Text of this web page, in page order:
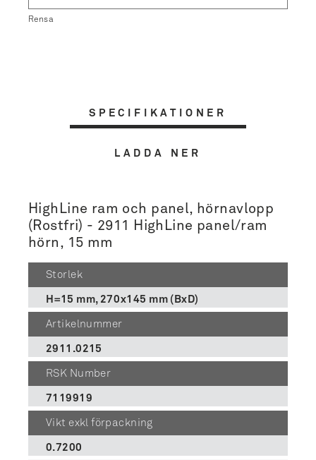
Rensa
SPECIFIKATIONER
LADDA NER
HighLine ram och panel, hörnavlopp
(Rostfri) - 2911 HighLine panel/ram
hörn, 15 mm
Storlek
H=15 mm, 270x145 mm (BxD)
Artikelnummer
2911.0215
RSK Number
7119919
Vikt exkl förpackning
0.7200